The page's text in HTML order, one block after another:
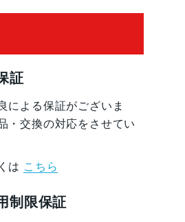
証
による保証がございま
・交換の対応をさせてい
は こちら
制限保証